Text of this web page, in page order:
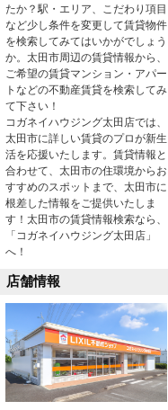
たか？駅・エリア、こだわり項目
など少し条件を変更して賃貸物件
を検索してみてはいかがでしょう
か。太田市周辺の賃貸情報から、
ご希望の賃貸マンション・アパー
トなどの不動産賃貸を検索してみ
て下さい！
コガネイハウジング太田店では、
太田市に詳しい賃貸のプロが新生
活を応援いたします。賃貸情報と
合わせて、太田市の住環境からお
すすめのスポットまで、太田市に
根差した情報をご提供いたしま
す！太田市の賃貸情報検索なら、
「コガネイハウジング太田店」
へ！
店舗情報